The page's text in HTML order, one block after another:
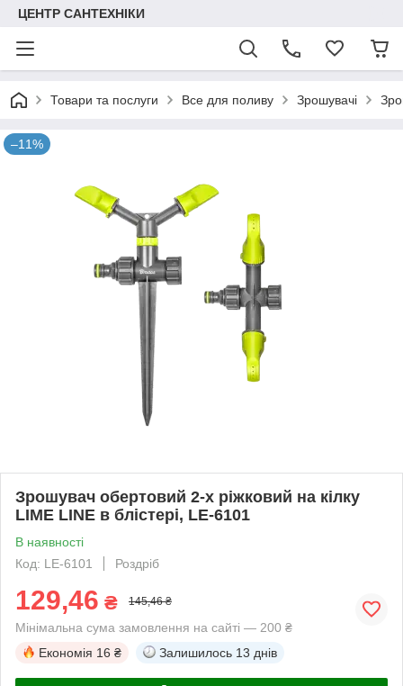
ЦЕНТР САНТЕХНІКИ
Товари та послуги Все для поливу Зрошувачі
–11%
Зрошувач обертовий 2-х ріжковий на кілку
LIME LINE в блістері, LE-6101
В наявності
Код: LE-6101
Роздріб
129,46 ₴ 145,46 ₴
Мінімальна сума замовлення на сайті — 200 ₴
Економія 16 ₴ Залишилось 13 днів